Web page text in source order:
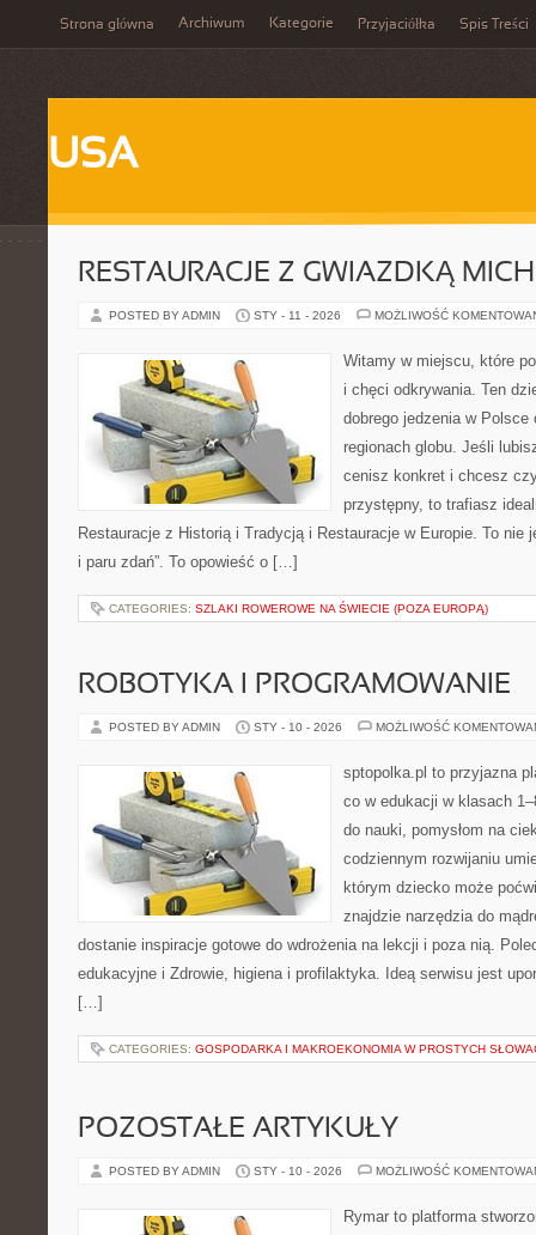
Strona główna Archiwum Kategorie Przyjaciółka Spis Treści
USA
RESTAURACJE Z GWIAZDKĄ
POSTED BY ADMIN STY - 11 - 2026 MOŻLIWOŚĆ
Witamy w miejscu, które
i chęci odkrywania. Ten
dobrego jedzenia w
regionach globu. Jeśli
cenisz konkret i chcesz
przystępny, to trafiasz
Restauracje z Historią i Tradycją i Restauracje w Europie. To nie
i paru zdań”. To opowieść o […]
CATEGORIES: SZLAKI ROWEROWE NA ŚWIECIE (POZA EUROPĄ)
ROBOTYKA I PROGRAMOWANIE
POSTED BY ADMIN STY - 10 - 2026 MOŻLIWOŚĆ
sptopolka.pl to przyjazna
co w edukacji w klasach
do nauki, pomysłom na
codziennym rozwijaniu
którym dziecko może
znajdzie narzędzia do
dostanie inspiracje gotowe do wdrożenia na lekcji i poza nią.
edukacyjne i Zdrowie, higiena i profilaktyka. Ideą serwisu jest
[…]
CATEGORIES: GOSPODARKA I MAKROEKONOMIA W PROSTYCH
POZOSTAŁE ARTYKUŁY
POSTED BY ADMIN STY - 10 - 2026 MOŻLIWOŚĆ
Rymar to platforma